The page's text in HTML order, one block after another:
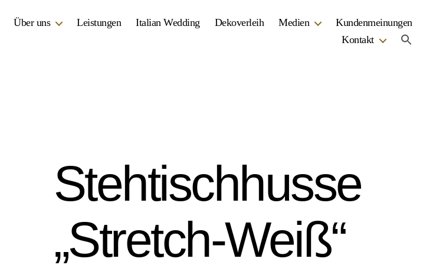
Über uns Leistungen Italian Wedding Dekoverleih Medien
Kundenmeinungen
Kontakt
Stehtischhusse
„Stretch-Weiß“